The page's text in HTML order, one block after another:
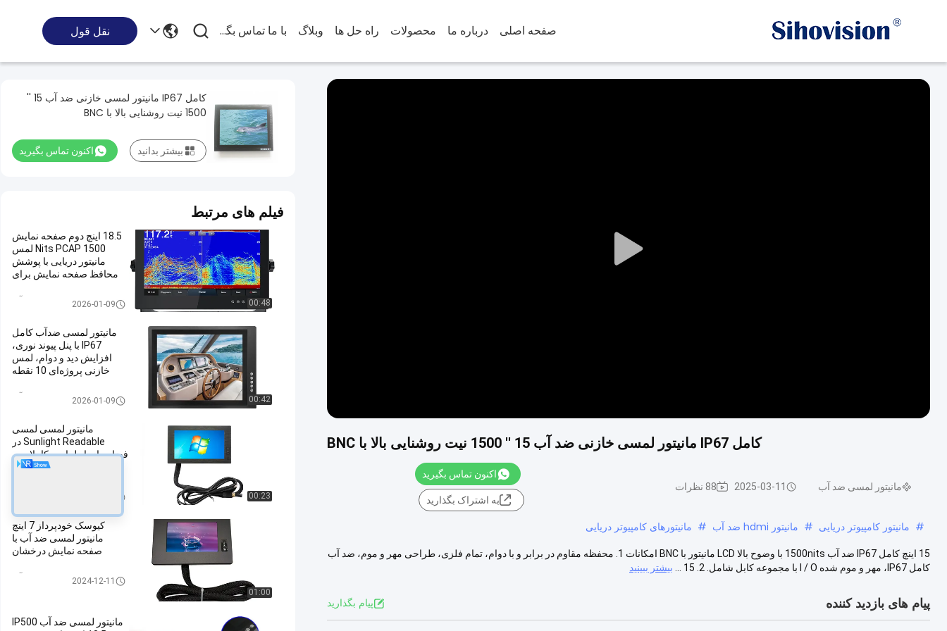
صفحه اصلی درباره ما محصولات راه حل ها وبلاگ با ما تماس بگیرید نقل قول
Play
کامل IP67 مانیتور لمسی خازنی ضد آب 15 '' 1500 نیت روشنایی بالا با BNC
مانیتور لمسی ضد آب 2025-03-11 88 نظرات
اکنون تماس بگیرید
به اشتراک بگذارید
# مانیتور کامپیوتر دریایی # مانیتور hdmi ضد آب # مانیتورهای کامپیوتر دریایی
15 اینچ کامل IP67 ضد آب 1500nits با وضوح بالا LCD مانیتور با BNC امکانات 1. محفظه مقاوم در برابر و با دوام، تمام فلزی، طراحی مهر و موم، ضد آب
کامل IP67، مهر و موم شده I / O با مجموعه کابل شامل. 2. 15 ...
بیشتر ببینید
پیام های بازدید کننده پیام بگذارید
کامل IP67 مانیتور لمسی خازنی ضد آب 15 ''
1500 نیت روشنایی بالا با BNC
اکنون تماس بگیرید بیشتر بدانید
فیلم های مرتبط
00:48
18.5 اینچ دوم صفحه نمایش
1500 Nits PCAP لمس
مانیتور دریایی با پوشش
محافظ صفحه نمایش برای
مانیتور لمسی ضد آب2026-01-09
00:42
مانیتور لمسی ضدآب کامل
IP67 با پنل پیوند نوری،
افزایش دید و دوام، لمس
خازنی پروژه‌ای 10 نقطه
مانیتور لمسی ضد آب2026-01-09
00:23
مانیتور لمسی لمسی
Sunlight Readable در
فضای باز با طراحی کاملا مهر
و موم شده
01:00
کیوسک خودپرداز 7 اینچ
مانیتور لمسی ضد آب با
صفحه نمایش درخشان
مانیتور لمسی ضد آب2024-12-11
مانیتور لمسی ضد آب IP500